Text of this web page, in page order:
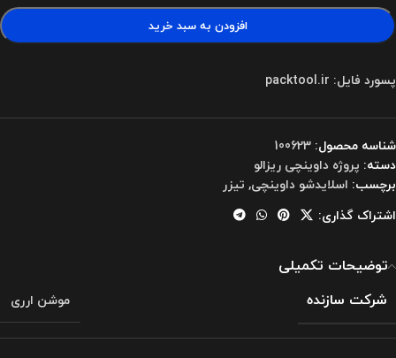
افزودن به سبد خرید
پسورد فایل: packtool.ir
شناسه محصول: 100623
دسته: پروژه داوینچی ریزالو
برچسب: اسلایدشو داوینچی, تیزر
اشتراک گذاری:
توضیحات تکمیلی
شرکت سازنده
موشن ارری